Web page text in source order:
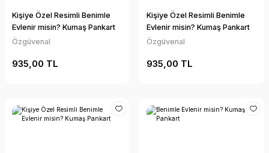
Kişiye Özel Resimli Benimle
Evlenir misin? Kumaş Pankart
Özgüvenal
935,00 TL
Kişiye Özel Resimli Benimle
Evlenir misin? Kumaş Pankart
Özgüvenal
935,00 TL